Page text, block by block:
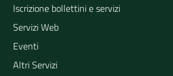
Iscrizione bollettini e servizi
Servizi Web
Eventi
Altri Servizi